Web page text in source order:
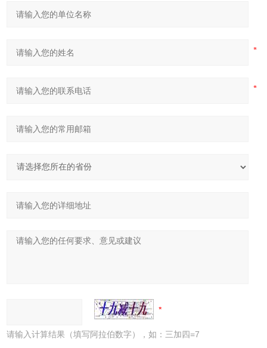
请输入计算结果（填写阿拉伯数字），如：三加四=7